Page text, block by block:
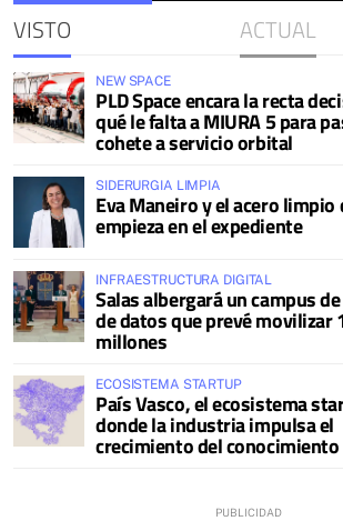
VISTO ACTUAL
NEW SPACE
PLD Space encara la recta
qué le falta a MIURA 5 para
cohete a servicio orbital
SIDERURGIA LIMPIA
Eva Maneiro y el acero limpio
empieza en el expediente
INFRAESTRUCTURA DIGITAL
Salas albergará un campus
de datos que prevé movilizar
millones
ECOSISTEMA STARTUP
País Vasco, el ecosistema
donde la industria impulsa el
crecimiento del conocimiento